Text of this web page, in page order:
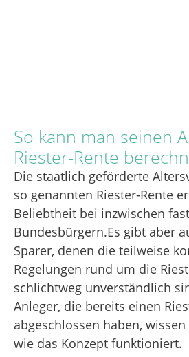
So kann man seinen
Riester-Rente
Die staatlich geförderte
so genannten Riester-Rente
Beliebtheit bei inzwischen
Bundesbürgern.Es gibt aber
Sparer, denen die teilweise
Regelungen rund um die
schlichtweg unverständlich
Anleger, die bereits einen
abgeschlossen haben,
wie das Konzept funktioniert.